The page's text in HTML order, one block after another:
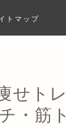
トマップ
せト
・筋